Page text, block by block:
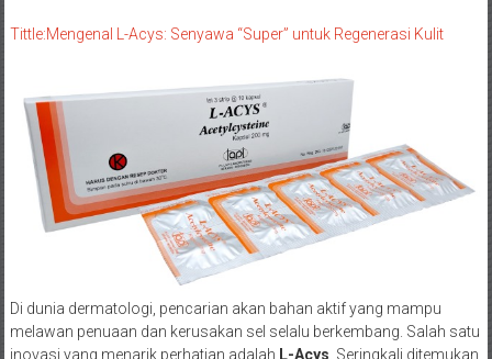
Tittle:Mengenal L-Acys: Senyawa “Super” untuk Regenerasi Kulit
Di dunia dermatologi, pencarian akan bahan aktif yang mampu
melawan penuaan dan kerusakan sel selalu berkembang. Salah satu
inovasi yang menarik perhatian adalah L-Acys . Seringkali ditemukan